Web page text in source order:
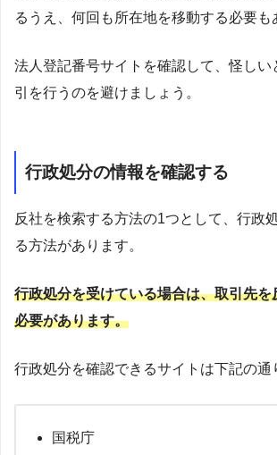
るうえ、何回も所在地を移動する必要も
法人登記番号サイトを確認して、怪しい
引を行うのを避けましょう。
行政処分の情報を確認する
反社を検索する方法の1つとして、行政
る方法があります。
行政処分を受けている場合は、取引先を
必要があります。
行政処分を確認できるサイトは下記の通
国税庁